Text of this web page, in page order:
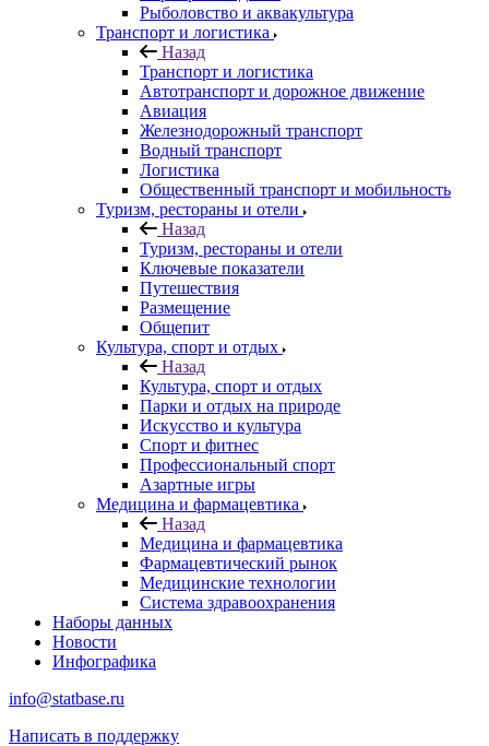
Рыболовство и аквакультура
Транспорт и логистика
Назад
Транспорт и логистика
Автотранспорт и дорожное движение
Авиация
Железнодорожный транспорт
Водный транспорт
Логистика
Общественный транспорт и мобильность
Туризм, рестораны и отели
Назад
Туризм, рестораны и отели
Ключевые показатели
Путешествия
Размещение
Общепит
Культура, спорт и отдых
Назад
Культура, спорт и отдых
Парки и отдых на природе
Искусство и культура
Спорт и фитнес
Профессиональный спорт
Азартные игры
Медицина и фармацевтика
Назад
Медицина и фармацевтика
Фармацевтический рынок
Медицинские технологии
Система здравоохранения
Наборы данных
Новости
Инфографика
info@statbase.ru
Написать в поддержку